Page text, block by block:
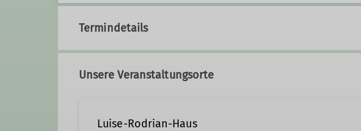
Termindetails
Unsere Veranstaltungsorte
Luise-Rodrian-Haus